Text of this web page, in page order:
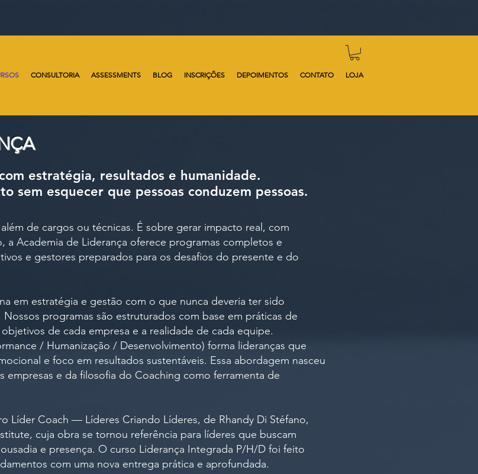
CONSULTORIA ASSESSMENTS BLOG INSCRIÇÕES DEPOIMENTOS CONTATO LOJA
estratégia, resultados e humanidade.
sem esquecer que pessoas conduzem pessoas.
de cargos ou técnicas. É sobre gerar impacto real, com
a Academia de Liderança oferece programas completos e
e gestores preparados para os desafios do presente e do
em estratégia e gestão com o que nunca deveria ter sido
programas são estruturados com base em práticas de
de cada empresa e a realidade de cada equipe.
/ Humanização / Desenvolvimento) forma lideranças que
e foco em resultados sustentáveis. Essa abordagem nasceu
empresas e da filosofia do Coaching como ferramenta de
Líder Coach — Líderes Criando Líderes, de Rhandy Di Stéfano,
cuja obra se tornou referência para líderes que buscam
e presença. O curso Liderança Integrada P/H/D foi feito
com uma nova entrega prática e aprofundada.